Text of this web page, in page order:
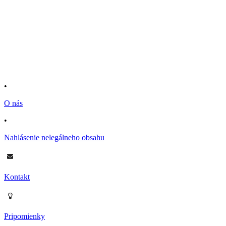
•
O nás
•
Nahlásenie nelegálneho obsahu
Kontakt
Pripomienky